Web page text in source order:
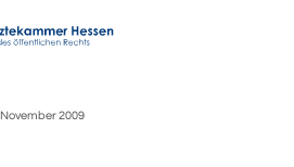
November 2009